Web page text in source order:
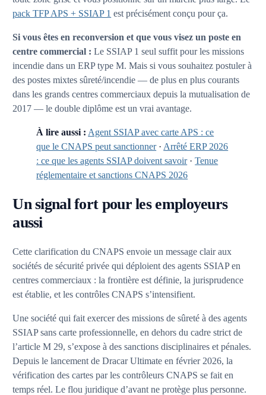
pack TFP APS + SSIAP 1 est précisément conçu pour ça.
Si vous êtes en reconversion et que vous visez un poste en
centre commercial : Le SSIAP 1 seul suffit pour les missions
incendie dans un ERP type M. Mais si vous souhaitez postuler à
des postes mixtes sûreté/incendie — de plus en plus courants
dans les grands centres commerciaux depuis la mutualisation de
2017 — le double diplôme est un vrai avantage.
À lire aussi : Agent SSIAP avec carte APS : ce
que le CNAPS peut sanctionner· Arrêté ERP 2026
: ce que les agents SSIAP doivent savoir·Tenue
réglementaire et sanctions CNAPS 2026
Un signal fort pour les employeurs
aussi
Cette clarification du CNAPS envoie un message clair aux
sociétés de sécurité privée qui déploient des agents SSIAP en
centres commerciaux : la frontière est définie, la jurisprudence
est établie, et les contrôles CNAPS s’intensifient.
Une société qui fait exercer des missions de sûreté à des agents
SSIAP sans carte professionnelle, en dehors du cadre strict de
l’article M 29, s’expose à des sanctions disciplinaires et pénales.
Depuis le lancement de Dracar Ultimate en février 2026, la
vérification des cartes par les contrôleurs CNAPS se fait en
temps réel. Le flou juridique d’avant ne protège plus personne.